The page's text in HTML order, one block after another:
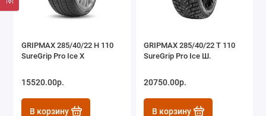
GRIPMAX 285/40/22 H 110
SureGrip Pro Ice X
15520.00р.
В корзину
GRIPMAX 285/40/22 T 110
SureGrip Pro Ice Ш.
20750.00р.
В корзину